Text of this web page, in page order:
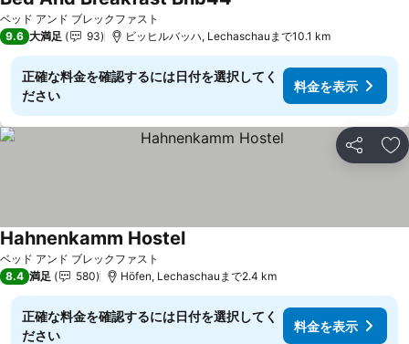
ベッド アンド ブレックファスト
9.6 大満足 93 ビッヒルバッハ, Lechaschauまで10.1 km
正確な料金を確認するには日付を選択してく
ださい
料金を表示
シェア お
ベッド アンド ブレックファスト
Hahnenkamm Hostel
8.4 満足 580 Höfen, Lechaschauまで2.4 km
正確な料金を確認するには日付を選択してく
ださい
料金を表示